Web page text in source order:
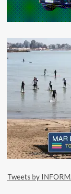
Tweets by